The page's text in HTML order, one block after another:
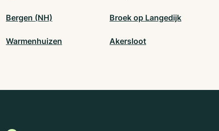
Bergen (NH) Broek op Langedijk
Warmenhuizen Akersloot